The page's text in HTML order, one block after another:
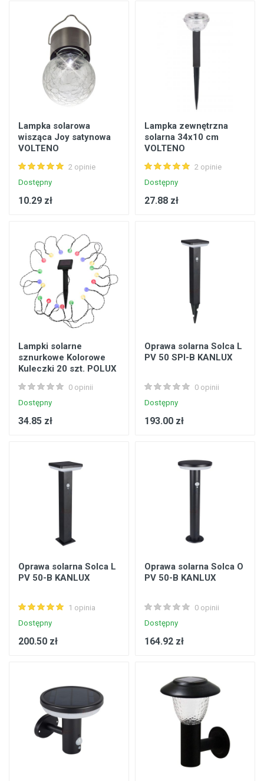
Lampka solarowa
wisząca Joy satynowa
VOLTENO
2 opinie
Dostępny
10.29 zł
Lampka zewnętrzna
solarna 34x10 cm
VOLTENO
2 opinie
Dostępny
27.88 zł
Lampki solarne
sznurkowe Kolorowe
Kuleczki 20 szt. POLUX
0 opinii
Dostępny
34.85 zł
Oprawa solarna Solca L
PV 50 SPI-B KANLUX
0 opinii
Dostępny
193.00 zł
Oprawa solarna Solca L
PV 50-B KANLUX
1 opinia
Dostępny
200.50 zł
Oprawa solarna Solca O
PV 50-B KANLUX
0 opinii
Dostępny
164.92 zł